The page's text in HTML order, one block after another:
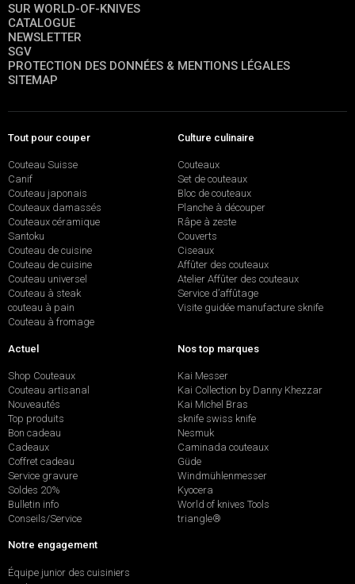
SUR WORLD-OF-KNIVES
CATALOGUE
NEWSLETTER
SGV
PROTECTION DES DONNÉES & MENTIONS LÉGALES
SITEMAP
Tout pour couper
Couteau Suisse
Canif
Couteau japonais
Couteaux damassés
Couteaux céramique
Santoku
Couteau de cuisine
Couteau de cuisine
Couteau universel
Couteau à steak
couteau à pain
Couteau à fromage
Culture culinaire
Couteaux
Set de couteaux
Bloc de couteaux
Planche à découper
Râpe à zeste
Couverts
Ciseaux
Affûter des couteaux
Atelier Affûter des couteaux
Service d’affûtage
Visite guidée manufacture sknife
Actuel
Shop Couteaux
Couteau artisanal
Nouveautés
Top produits
Bon cadeau
Cadeaux
Coffret cadeau
Service gravure
Soldes 20%
Bulletin info
Conseils/Service
Nos top marques
Kai Messer
Kai Collection by Danny Khezzar
Kai Michel Bras
sknife swiss knife
Nesmuk
Caminada couteaux
Güde
Windmühlenmesser
Kyocera
World of knives Tools
triangle®
Notre engagement
Équipe junior des cuisiniers